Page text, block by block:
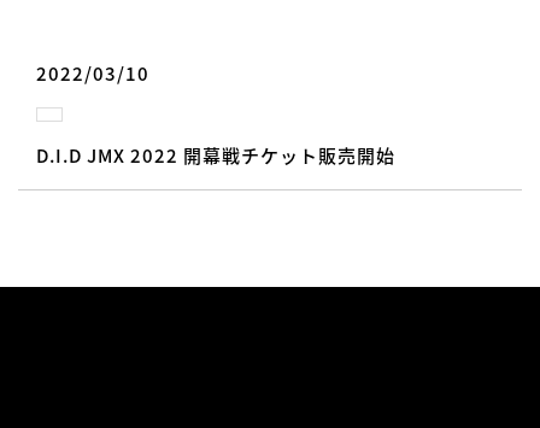
2022/03/10
D.I.D JMX 2022 開幕戦チケット販売開始